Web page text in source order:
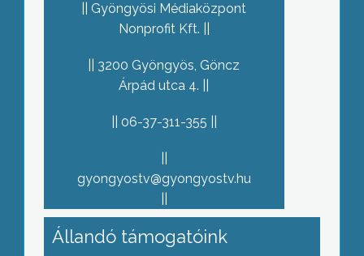
Gyöngyösi Médiaközpont
Nonprofit Kft.
3200 Gyöngyös, Göncz
Árpád utca 4.
06-37-311-355
gyongyostv@gyongyostv.hu
Állandó támogatóink